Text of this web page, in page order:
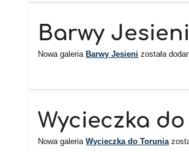
Barwy Jesieni
Nowa galeria Barwy Jesieni została
Wycieczka
Nowa galeriaWycieczka do Torunia